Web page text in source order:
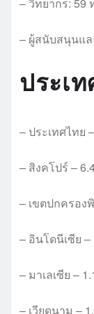
– ผู้สนับสนุนแ
ประเ
– ประเทศไทย
– สิงคโปร์ –
– เขตปกครอง
– อินโดนีเซีย –
– มาเลเซีย –
– เวียดนาม –